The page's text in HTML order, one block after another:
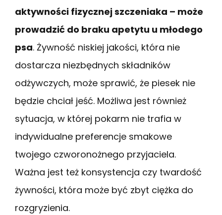
aktywności fizycznej szczeniaka – może
prowadzić do braku apetytu u młodego
psa. Żywność niskiej jakości, która nie
dostarcza niezbędnych składników
odżywczych, może sprawić, że piesek nie
będzie chciał jeść. Możliwa jest również
sytuacja, w której pokarm nie trafia w
indywidualne preferencje smakowe
twojego czworonożnego przyjaciela.
Ważna jest też konsystencja czy twardość
żywności, która może być zbyt ciężka do
rozgryzienia.